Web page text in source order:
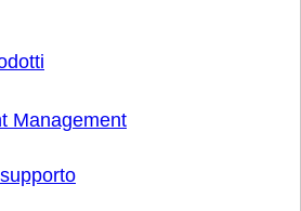
Management